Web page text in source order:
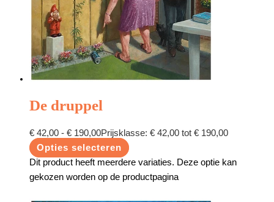
De druppel
€ 42,00 - € 190,00Prijsklasse: € 42,00 tot € 190,00
Opties selecteren
Dit product heeft meerdere variaties. Deze optie kan
gekozen worden op de productpagina